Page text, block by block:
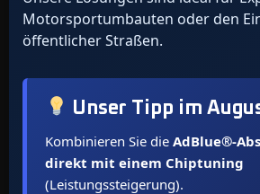
Motorsportumbauten oder den
öffentlicher Straßen.
Unser Tipp im
Kombinieren Sie die AdBlue®-
direkt mit einem Chiptuning
(Leistungssteigerung).